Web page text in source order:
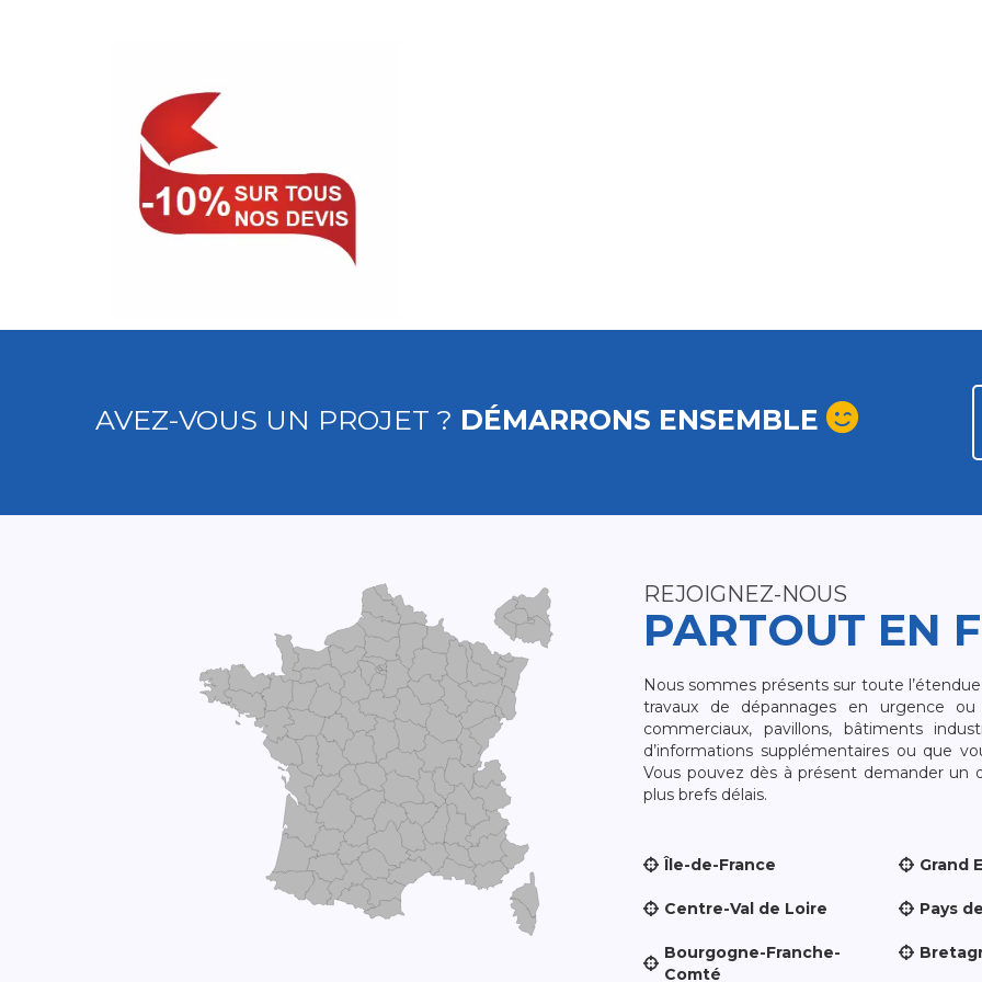
AVEZ-VOUS UN PROJET ? DÉMARRONS ENSEMBLE
REJOIGNEZ-NOUS
PARTOUT EN
Nous sommes présents sur toute
travaux de dépannages en urgence
commerciaux, pavillons, bâtiments
d’informations supplémentaires ou que
Vous pouvez dès à présent demander un
plus brefs délais.
Île-de-France
Centre-Val de Loire
Bourgogne-Franche-
Comté
Grand
Pays